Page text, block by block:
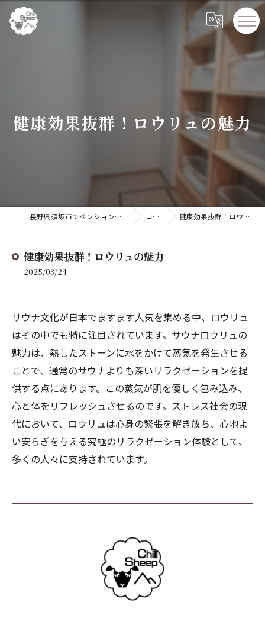
健康効果抜群！ロウリュの魅力
長野県須坂市でペンションならChillSheep コラム 健康効果抜群！ロウリュの魅力
健康効果抜群！ロウリュの魅力
2025/03/24
サウナ文化が日本でますます人気を集める中、ロウリュ
はその中でも特に注目されています。サウナロウリュの
魅力は、熱したストーンに水をかけて蒸気を発生させる
ことで、通常のサウナよりも深いリラクゼーションを提
供する点にあります。この蒸気が肌を優しく包み込み、
心と体をリフレッシュさせるのです。ストレス社会の現
代において、ロウリュは心身の緊張を解き放ち、心地よ
い安らぎを与える究極のリラクゼーション体験として、
多くの人々に支持されています。